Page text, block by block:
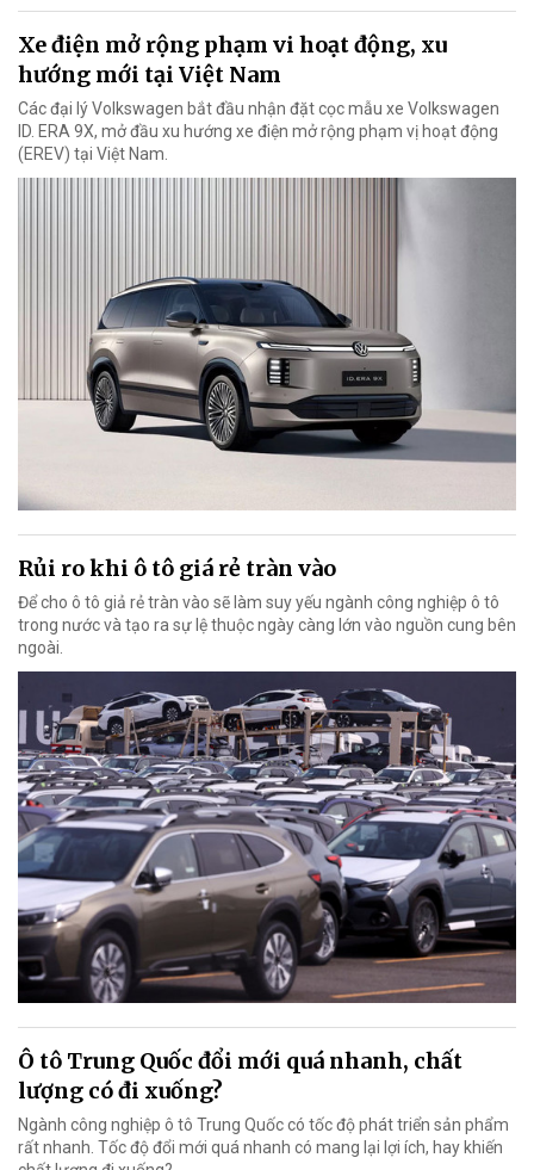
Xe điện mở rộng phạm vi hoạt động, xu
hướng mới tại Việt Nam
Các đại lý Volkswagen bắt đầu nhận đặt cọc mẫu xe Volkswagen
ID. ERA 9X, mở đầu xu hướng xe điện mở rộng phạm vị hoạt động
(EREV) tại Việt Nam.
Rủi ro khi ô tô giá rẻ tràn vào
Để cho ô tô giả rẻ tràn vào sẽ làm suy yếu ngành công nghiệp ô tô
trong nước và tạo ra sự lệ thuộc ngày càng lớn vào nguồn cung bên
ngoài.
Ô tô Trung Quốc đổi mới quá nhanh, chất
lượng có đi xuống?
Ngành công nghiệp ô tô Trung Quốc có tốc độ phát triển sản phẩm
rất nhanh. Tốc độ đổi mới quá nhanh có mang lại lợi ích, hay khiến